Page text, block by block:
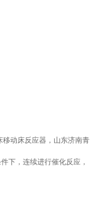
动床反应器，山东济南青
下，连续进行催化反应，